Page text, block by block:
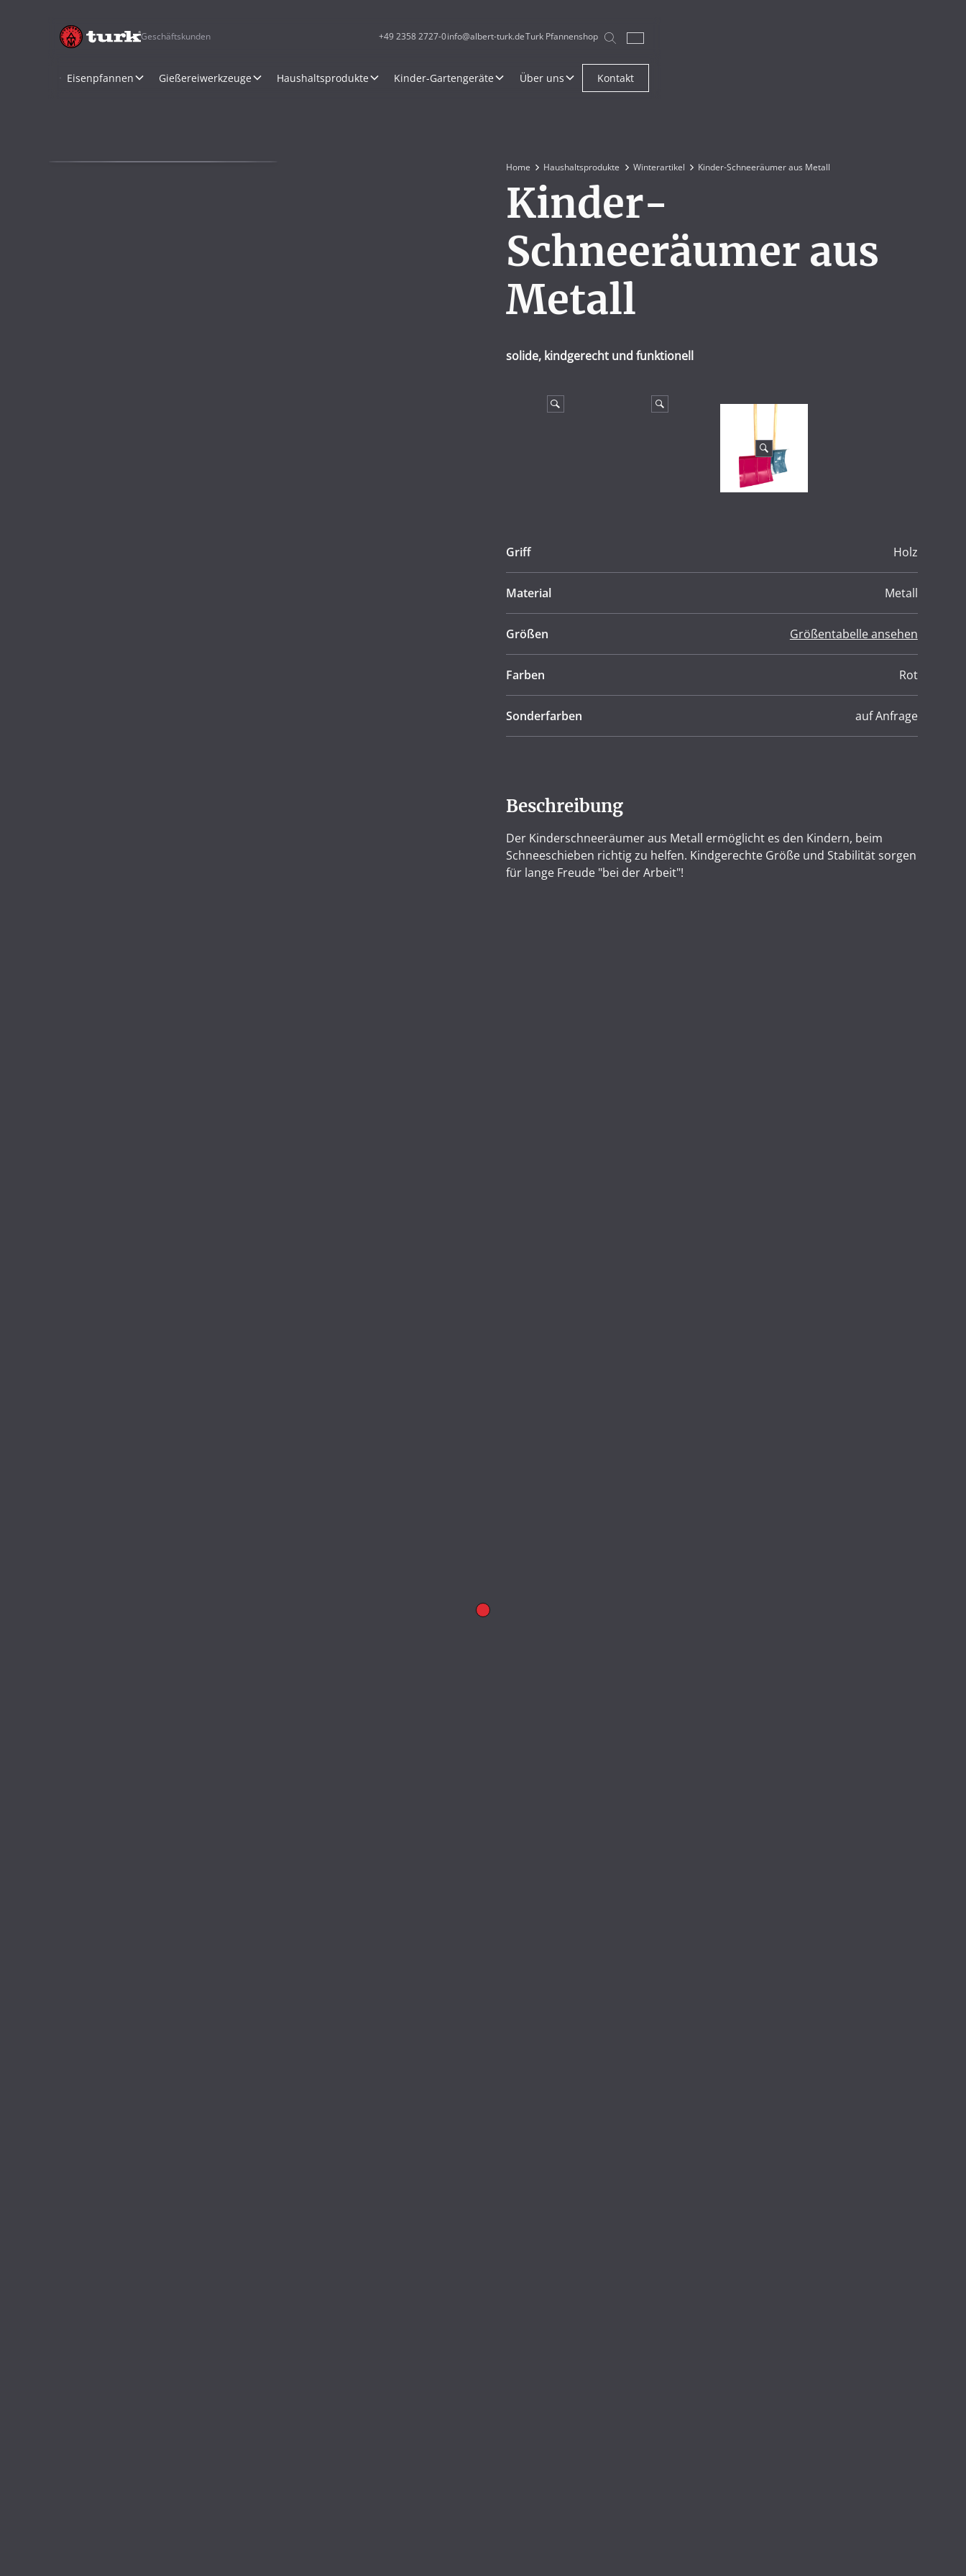
Geschäftskunden +49 2358 2727-0info@albert-turk.deTurk Pfannenshop
Eisenpfannen Gießereiwerkzeuge Haushaltsprodukte Kinder-Gartengeräte Über uns Kontakt
Home Haushaltsprodukte Winterartikel Kinder-Schneeräumer aus Metall
Kinder-
Schneeräumer aus
Metall
solide, kindgerecht und funktionell
Griff Holz
Material Metall
Größen Größentabelle ansehen
Farben Rot
Sonderfarben auf Anfrage
Beschreibung
Der Kinderschneeräumer aus Metall ermöglicht es den Kindern, beim
Schneeschieben richtig zu helfen. Kindgerechte Größe und Stabilität sorgen
für lange Freude "bei der Arbeit"!